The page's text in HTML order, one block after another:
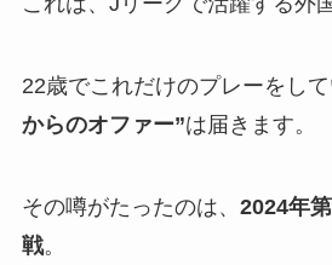
22歳でこれだけのプレーをし
からのオファー”は届きます。
その噂がたったのは、 2024年
戦。